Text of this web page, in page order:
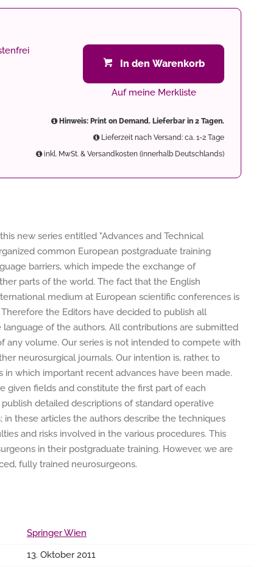
In den Warenkorb
Auf meine Merkliste
Hinweis: Print on Demand. Lieferbar in 2 Tagen.
Lieferzeit nach Versand: ca. 1-2 Tage
inkl. MwSt. & Versandkosten (innerhalb Deutschlands)
new series entitled "Advances and Technical
common European postgraduate training
barriers, which impede the exchange of
parts of the world. The fact that the English
medium at European scientific conferences is
the Editors have decided to publish all
of the authors. All contributions are submitted
volume. Our series is not intended to compete with
neurosurgical journals. Our intention is, rather, to
which important recent advances have been made.
given fields and constitute the first part of each
detailed descriptions of standard operative
these articles the authors describe the techniques
and risks involved in the various procedures. This
in their postgraduate training. However, we are
fully trained neurosurgeons.
Springer Wien
13. Oktober 2011